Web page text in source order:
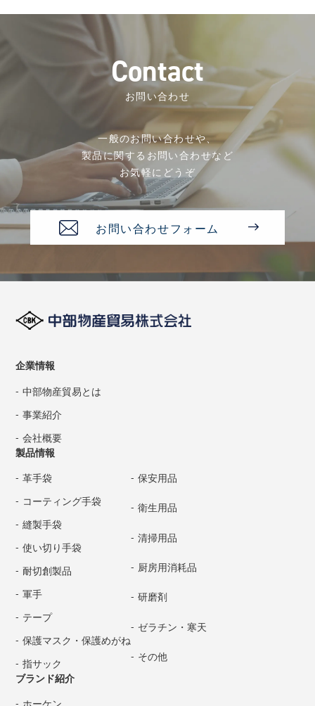
Contact
お問い合わせ
一般のお問い合わせや、
製品に関するお問い合わせなど
お気軽にどうぞ
お問い合わせフォーム
企業情報
中部物産貿易とは
事業紹介
会社概要
製品情報
革手袋
コーティング手袋
縫製手袋
使い切り手袋
耐切創製品
軍手
テープ
保護マスク・保護めがね
指サック
保安用品
衛生用品
清掃用品
厨房用消耗品
研磨剤
ゼラチン・寒天
その他
ブランド紹介